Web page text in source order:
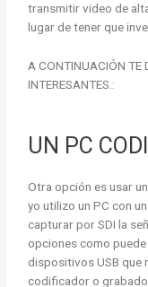
transmitir video de
lugar de tener que
A CONTINUACIÓN TE
INTERESANTES.:
UN PC
Otra opción es usar
yo utilizo un PC con
capturar por SDI la
opciones como puede
dispositivos USB que
codificador o